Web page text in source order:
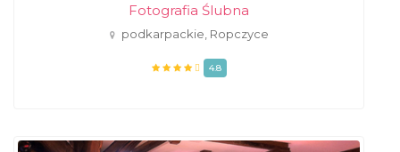
Fotografia Ślubna
podkarpackie, Ropczyce
4.8